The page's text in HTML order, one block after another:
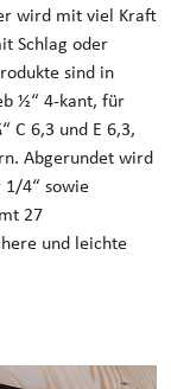
wird mit viel Kraft
Schlag oder
sind in
½“ 4-kant, für
C 6,3 und E 6,3,
Abgerundet wird
1/4“ sowie
27
und leichte